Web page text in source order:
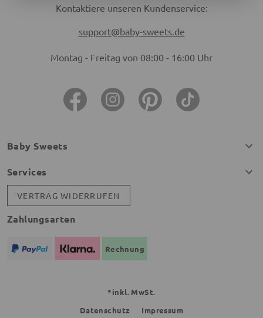
Kontaktiere unseren Kundenservice:
support@baby-sweets.de
Montag - Freitag von 08:00 - 16:00 Uhr
Baby Sweets
Services
VERTRAG WIDERRUFEN
Zahlungsarten
Rechnung
*inkl. MwSt.
Datenschutz
Impressum